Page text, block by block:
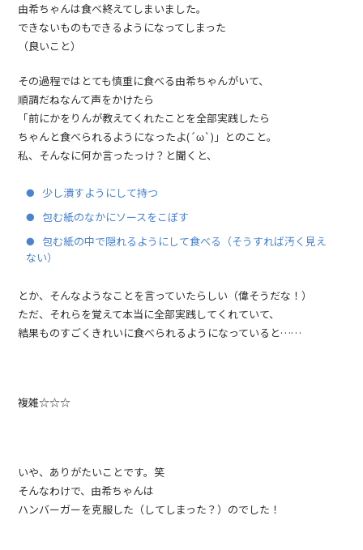
由希ちゃんは食べ終えてしまいました。
できないものもできるようになってしまった
（良いこと）
その過程ではとても慎重に食べる由希ちゃんがいて、
順調だねなんて声をかけたら
「前にかをりんが教えてくれたことを全部実践したら
ちゃんと食べられるようになったよ(´ω`)」とのこと。
私、そんなに何か言ったっけ？と聞くと、
少し潰すようにして持つ
包む紙のなかにソースをこぼす
包む紙の中で隠れるようにして食べる（そうすれば汚く見え
ない）
とか、そんなようなことを言っていたらしい（偉そうだな！）
ただ、それらを覚えて本当に全部実践してくれていて、
結果ものすごくきれいに食べられるようになっていると……
複雑☆☆☆
いや、ありがたいことです。笑
そんなわけで、由希ちゃんは
ハンバーガーを克服した（してしまった？）のでした！